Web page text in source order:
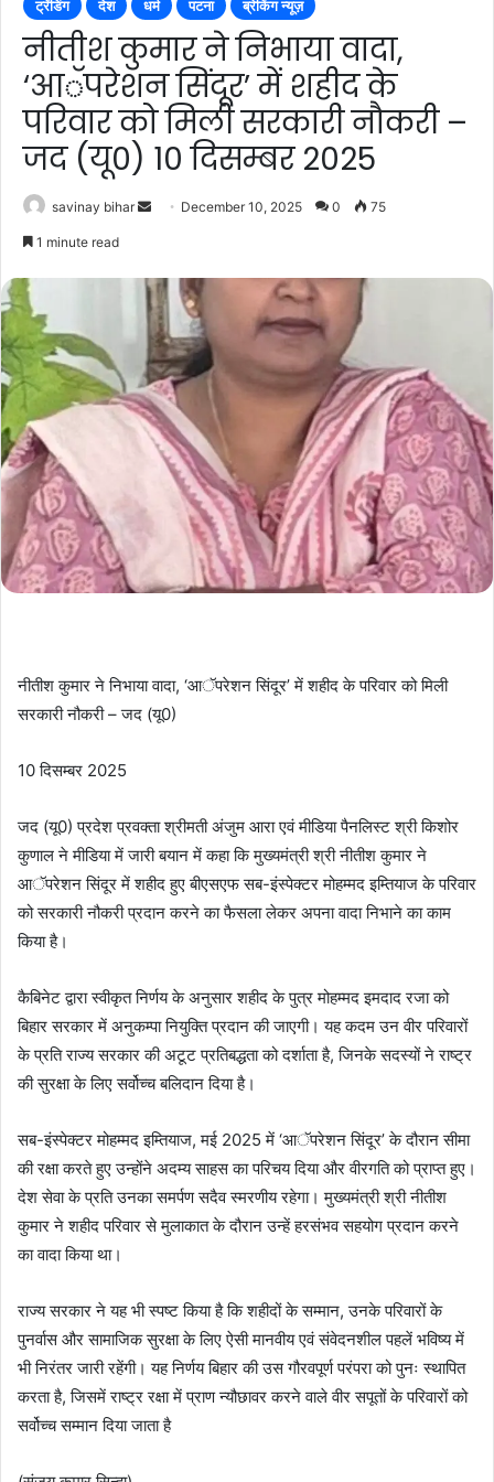
ट्रेंडिंग देश धर्म पटना ब्रेकिंग न्यूज़
नीतीश कुमार ने निभाया वादा,
‘आॅपरेशन सिंदूर’ में शहीद के
परिवार को मिली सरकारी नौकरी –
जद (यू0) 10 दिसम्बर 2025
savinay bihar
SendDecember 10, 2025 0 75
1 minute read
नीतीश कुमार ने निभाया वादा, ‘आॅपरेशन सिंदूर’ में शहीद के परिवार को मिली
सरकारी नौकरी – जद (यू0)
10 दिसम्बर 2025
जद (यू0) प्रदेश प्रवक्ता श्रीमती अंजुम आरा एवं मीडिया पैनलिस्ट श्री किशोर
कुणाल ने मीडिया में जारी बयान में कहा कि मुख्यमंत्री श्री नीतीश कुमार ने
आॅपरेशन सिंदूर में शहीद हुए बीएसएफ सब-इंस्पेक्टर मोहम्मद इम्तियाज के परिवार
को सरकारी नौकरी प्रदान करने का फैसला लेकर अपना वादा निभाने का काम
किया है।
कैबिनेट द्वारा स्वीकृत निर्णय के अनुसार शहीद के पुत्र मोहम्मद इमदाद रजा को
बिहार सरकार में अनुकम्पा नियुक्ति प्रदान की जाएगी। यह कदम उन वीर परिवारों
के प्रति राज्य सरकार की अटूट प्रतिबद्धता को दर्शाता है, जिनके सदस्यों ने राष्ट्र
की सुरक्षा के लिए सर्वोच्च बलिदान दिया है।
सब-इंस्पेक्टर मोहम्मद इम्तियाज, मई 2025 में ‘आॅपरेशन सिंदूर’ के दौरान सीमा
की रक्षा करते हुए उन्होंने अदम्य साहस का परिचय दिया और वीरगति को प्राप्त हुए।
देश सेवा के प्रति उनका समर्पण सदैव स्मरणीय रहेगा। मुख्यमंत्री श्री नीतीश
कुमार ने शहीद परिवार से मुलाकात के दौरान उन्हें हरसंभव सहयोग प्रदान करने
का वादा किया था।
राज्य सरकार ने यह भी स्पष्ट किया है कि शहीदों के सम्मान, उनके परिवारों के
पुनर्वास और सामाजिक सुरक्षा के लिए ऐसी मानवीय एवं संवेदनशील पहलें भविष्य में
भी निरंतर जारी रहेंगी। यह निर्णय बिहार की उस गौरवपूर्ण परंपरा को पुनः स्थापित
करता है, जिसमें राष्ट्र रक्षा में प्राण न्यौछावर करने वाले वीर सपूतों के परिवारों को
सर्वोच्च सम्मान दिया जाता है